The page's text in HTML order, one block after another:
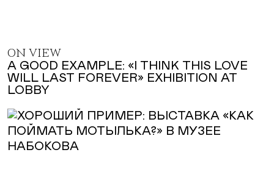
ON VIEW
A GOOD EXAMPLE: «I THINK THIS LOVE
WILL LAST FOREVER» EXHIBITION AT
LOBBY